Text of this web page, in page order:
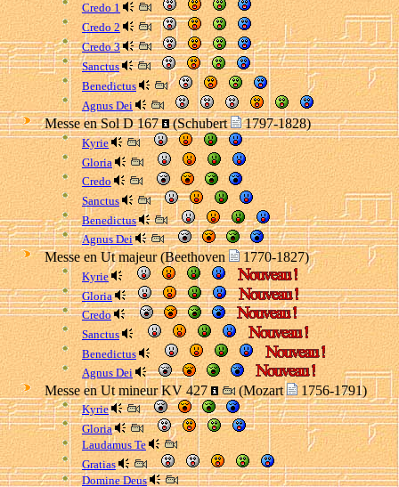
Credo 1
Credo 2
Credo 3
Sanctus
Benedictus
Agnus Dei
Messe en Sol D 167 (Schubert 1797-1828)
Kyrie
Gloria
Credo
Sanctus
Benedictus
Agnus Dei
Messe en Ut majeur (Beethoven 1770-1827)
Kyrie
Gloria
Credo
Sanctus
Benedictus
Agnus Dei
Messe en Ut mineur KV 427 (Mozart 1756-1791)
Kyrie
Gloria
Laudamus Te
Gratias
Domine Deus